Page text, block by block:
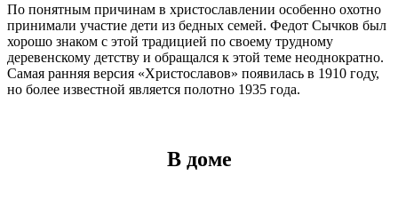
По понятным причинам в христославлении особенно охотно
принимали участие дети из бедных семей. Федот Сычков был
хорошо знаком с этой традицией по своему трудному
деревенскому детству и обращался к этой теме неоднократно.
Самая ранняя версия «Христославов» появилась в 1910 году,
но более известной является полотно 1935 года.
В доме